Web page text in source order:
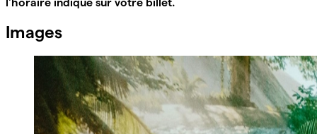
l'horaire indiqué sur votre billet.
Images